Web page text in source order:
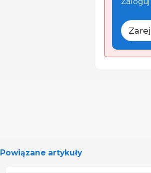
Powiązane artykuły